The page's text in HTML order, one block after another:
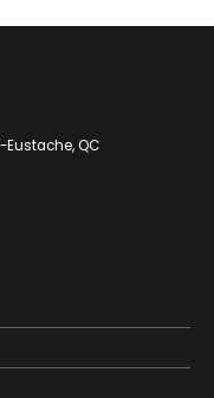
Eustache, QC